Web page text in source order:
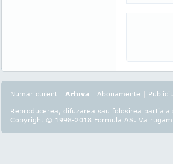
Numar curent | Arhiva | Abonamente |
Reproducerea, difuzarea sau folosirea
Copyright © 1998-2018 Formula AS. Va